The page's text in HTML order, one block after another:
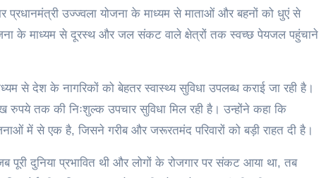
प्रधानमंत्री उज्ज्वला योजना के माध्यम से माताओं और बहनों को धुएं से
के माध्यम से दूरस्थ और जल संकट वाले क्षेत्रों तक स्वच्छ पेयजल पहुंचाने
से देश के नागरिकों को बेहतर स्वास्थ्य सुविधा उपलब्ध कराई जा रही है।
रुपये तक की निःशुल्क उपचार सुविधा मिल रही है। उन्होंने कहा कि
में से एक है, जिसने गरीब और जरूरतमंद परिवारों को बड़ी राहत दी है।
पूरी दुनिया प्रभावित थी और लोगों के रोजगार पर संकट आया था, तब